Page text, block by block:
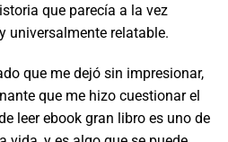
que parecía a la vez
universalmente relatable.
que me dejó sin impresionar,
que me hizo cuestionar el
leer ebook gran libro es uno de